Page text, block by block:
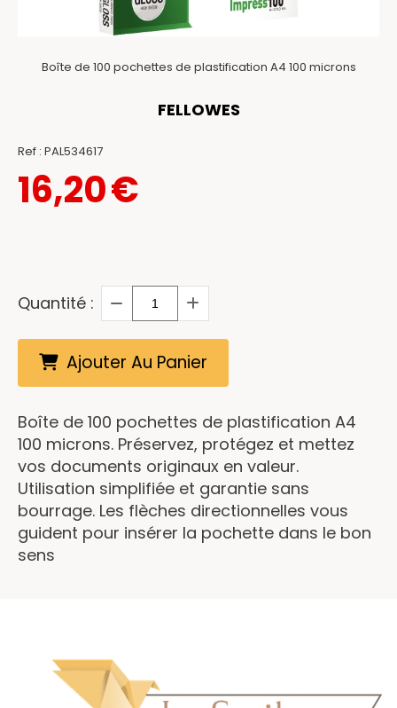
Boîte de 100 pochettes de plastification A4 100 microns
FELLOWES
Ref : PAL534617
16,20€
Quantité :
Ajouter Au Panier
Boîte de 100 pochettes de plastification A4
100 microns. Préservez, protégez et mettez
vos documents originaux en valeur.
Utilisation simplifiée et garantie sans
bourrage. Les flèches directionnelles vous
guident pour insérer la pochette dans le bon
sens